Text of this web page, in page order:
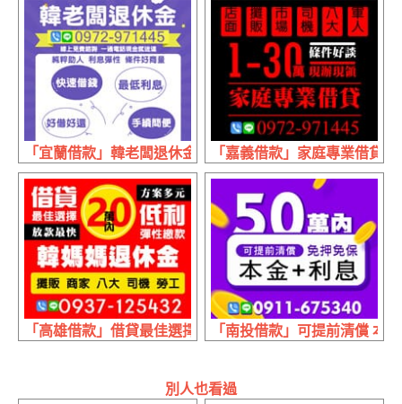
「宜蘭借款」韓老闆退休金 快速借錢手續簡便 | 好借好還
「嘉義借款」家庭專業借貸
「高雄借款」借貸最佳選擇 韓媽媽退休金 | 20萬內 放款最快
「南投借款」可提前清償 本
別人也看過